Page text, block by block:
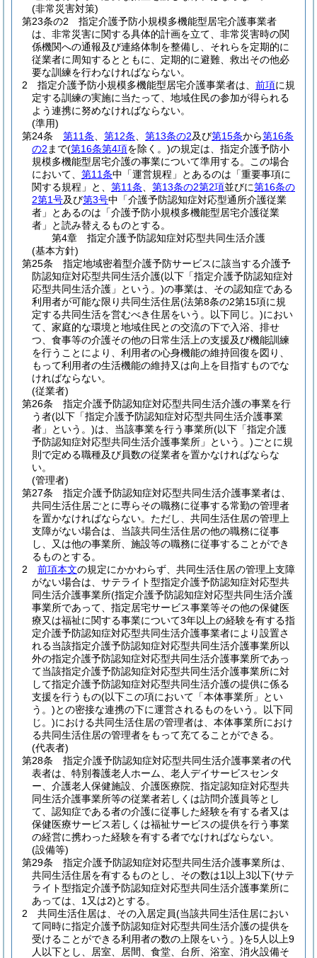
(非常災害対策)
第23条の2
指定介護予防小規模多機能型居宅介護事業者
は、非常災害に関する具体的計画を立て、非常災害時の関
係機関への通報及び連絡体制を整備し、それらを定期的に
従業者に周知するとともに、定期的に避難、救出その他必
要な訓練を行わなければならない。
2
指定介護予防小規模多機能型居宅介護事業者は、 前項に規
定する訓練の実施に当たって、地域住民の参加が得られる
よう連携に努めなければならない。
(準用)
第24条
第11条 第12条 第13条の2及び第15条から第16条
の2 まで(第16条第4項を除く。)の規定は、指定介護予防小
規模多機能型居宅介護の事業について準用する。
この場合
において、 第11条中「運営規程」とあるのは「重要事項に
関する規程」と、 第11条 第13条の2第2項並びに第16条の
2第1号及び第3号中「介護予防認知症対応型通所介護従業
者」とあるのは「介護予防小規模多機能型居宅介護従業
者」と読み替えるものとする。
第4章
指定介護予防認知症対応型共同生活介護
(基本方針)
第25条
指定地域密着型介護予防サービスに該当する介護予
防認知症対応型共同生活介護(以下「指定介護予防認知症対
応型共同生活介護」という。)の事業は、その認知症である
利用者が可能な限り共同生活住居(法第8条の2第15項に規
定する共同生活を営むべき住居をいう。以下同じ。)におい
て、家庭的な環境と地域住民との交流の下で入浴、排せ
つ、食事等の介護その他の日常生活上の支援及び機能訓練
を行うことにより、利用者の心身機能の維持回復を図り、
もって利用者の生活機能の維持又は向上を目指すものでな
ければならない。
(従業者)
第26条
指定介護予防認知症対応型共同生活介護の事業を行
う者(以下「指定介護予防認知症対応型共同生活介護事業
者」という。)は、当該事業を行う事業所(以下「指定介護
予防認知症対応型共同生活介護事業所」という。)ごとに規
則で定める職種及び員数の従業者を置かなければならな
い。
(管理者)
第27条
指定介護予防認知症対応型共同生活介護事業者は、
共同生活住居ごとに専らその職務に従事する常勤の管理者
を置かなければならない。 ただし、共同生活住居の管理上
支障がない場合は、当該共同生活住居の他の職務に従事
し、又は他の事業所、施設等の職務に従事することができ
るものとする。
2
前項本文の規定にかかわらず、共同生活住居の管理上支障
がない場合は、サテライト型指定介護予防認知症対応型共
同生活介護事業所(指定介護予防認知症対応型共同生活介護
事業所であって、指定居宅サービス事業等その他の保健医
療又は福祉に関する事業について3年以上の経験を有する指
定介護予防認知症対応型共同生活介護事業者により設置さ
れる当該指定介護予防認知症対応型共同生活介護事業所以
外の指定介護予防認知症対応型共同生活介護事業所であっ
て当該指定介護予防認知症対応型共同生活介護事業所に対
して指定介護予防認知症対応型共同生活介護の提供に係る
支援を行うもの(以下この項において「本体事業所」とい
う。)との密接な連携の下に運営されるものをいう。以下同
じ。)における共同生活住居の管理者は、本体事業所におけ
る共同生活住居の管理者をもって充てることができる。
(代表者)
第28条
指定介護予防認知症対応型共同生活介護事業者の代
表者は、特別養護老人ホーム、老人デイサービスセンタ
ー、介護老人保健施設、介護医療院、指定認知症対応型共
同生活介護事業所等の従業者若しくは訪問介護員等とし
て、認知症である者の介護に従事した経験を有する者又は
保健医療サービス若しくは福祉サービスの提供を行う事業
の経営に携わった経験を有する者でなければならない。
(設備等)
第29条
指定介護予防認知症対応型共同生活介護事業所は、
共同生活住居を有するものとし、その数は1以上3以下(サテ
ライト型指定介護予防認知症対応型共同生活介護事業所に
あっては、1又は2)とする。
2
共同生活住居は、その入居定員(当該共同生活住居におい
て同時に指定介護予防認知症対応型共同生活介護の提供を
受けることができる利用者の数の上限をいう。)を5人以上9
人以下とし、居室、居間、食堂、台所、浴室、消火設備そ